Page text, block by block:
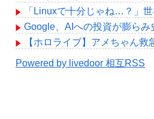
「Linuxで十分じゃね…？」
Google、AIへの投資が膨ら
【ホロライブ】アメちゃん
Powered by livedoor 相互RSS